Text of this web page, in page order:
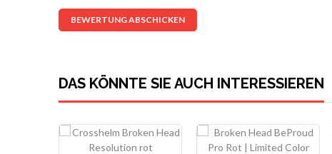
BEWERTUNG ABSCHICKEN
DAS KÖNNTE SIE AUCH INTERESSIEREN